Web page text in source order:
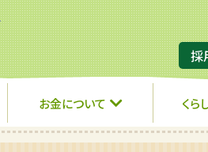
JA埼玉ひびきの
採
お金について くら